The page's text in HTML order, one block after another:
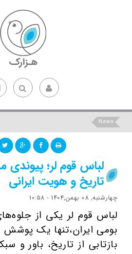
News
لباس قوم لر؛ پیوندی
تاریخ و هویت ایرانی
چهارشنبه, 08 بهمن,1404 - 10:58
لباس قوم لر یکی از
بومی ایران،تنها یک
بازتابی از تاریخ، باور و